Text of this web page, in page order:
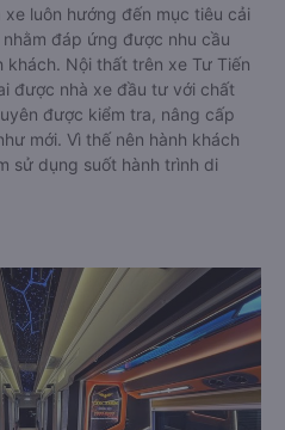
luôn hướng đến mục tiêu cải
đáp ứng được nhu cầu
khách. Nội thất trên xe Tư Tiến
được nhà xe đầu tư với chất
được kiểm tra, nâng cấp
mới. Vì thế nên hành khách
sử dụng suốt hành trình di